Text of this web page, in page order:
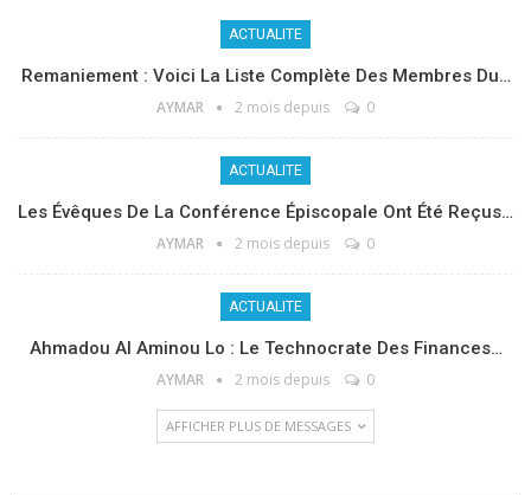
ACTUALITE
Remaniement : Voici La Liste Complète Des Membres Du…
AYMAR 2 mois depuis 0
ACTUALITE
Les Évêques De La Conférence Épiscopale Ont Été Reçus…
AYMAR 2 mois depuis 0
ACTUALITE
Ahmadou Al Aminou Lo : Le Technocrate Des Finances…
AYMAR 2 mois depuis 0
AFFICHER PLUS DE MESSAGES